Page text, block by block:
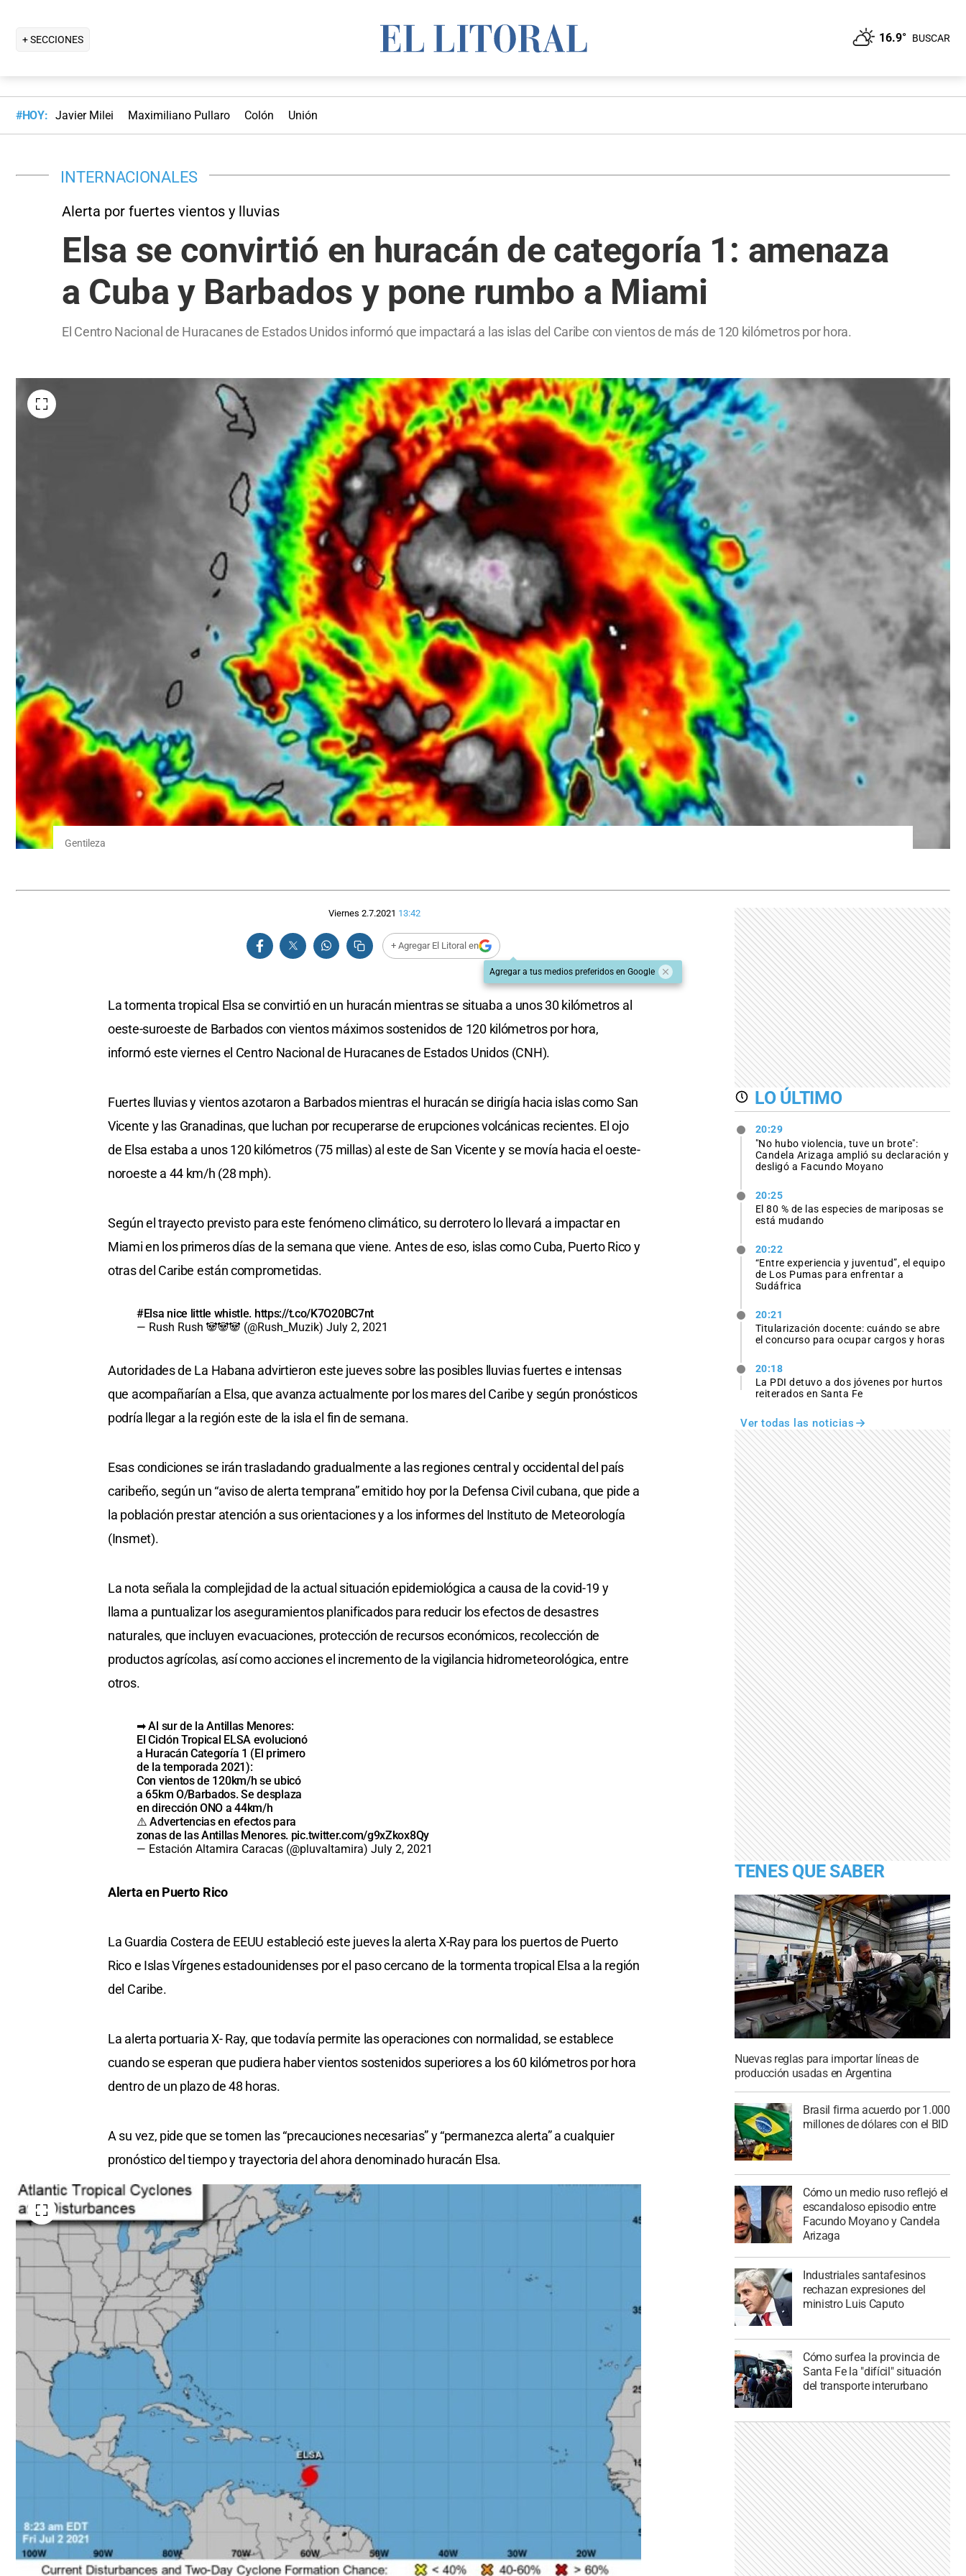
+ SECCIONES 16.9° BUSCAR
#HOY: Javier Milei Maximiliano Pullaro Colón Unión
INTERNACIONALES
Alerta por fuertes vientos y lluvias
Elsa se convirtió en huracán de categoría 1: amenaza
a Cuba y Barbados y pone rumbo a Miami
El Centro Nacional de Huracanes de Estados Unidos informó que impactará a las islas del Caribe con vientos de más de 120 kilómetros por hora.
Gentileza
Viernes 2.7.2021 13:42
+ Agregar El Litoral en
Agregar a tus medios preferidos en Google
La tormenta tropical Elsa se convirtió en un huracán mientras se situaba a unos 30 kilómetros al
oeste-suroeste de Barbados con vientos máximos sostenidos de 120 kilómetros por hora,
informó este viernes el Centro Nacional de Huracanes de Estados Unidos (CNH).
Fuertes lluvias y vientos azotaron a Barbados mientras el huracán se dirigía hacia islas como San
Vicente y las Granadinas, que luchan por recuperarse de erupciones volcánicas recientes. El ojo
de Elsa estaba a unos 120 kilómetros (75 millas) al este de San Vicente y se movía hacia el oeste-
noroeste a 44 km/h (28 mph).
Según el trayecto previsto para este fenómeno climático, su derrotero lo llevará a impactar en
Miami en los primeros días de la semana que viene. Antes de eso, islas como Cuba, Puerto Rico y
otras del Caribe están comprometidas.
#Elsa nice little whistle. https://t.co/K7O20BC7nt
— Rush Rush 🐼🐼🐼 (@Rush_Muzik) July 2, 2021
Autoridades de La Habana advirtieron este jueves sobre las posibles lluvias fuertes e intensas
que acompañarían a Elsa, que avanza actualmente por los mares del Caribe y según pronósticos
podría llegar a la región este de la isla el fin de semana.
Esas condiciones se irán trasladando gradualmente a las regiones central y occidental del país
caribeño, según un “aviso de alerta temprana” emitido hoy por la Defensa Civil cubana, que pide a
la población prestar atención a sus orientaciones y a los informes del Instituto de Meteorología
(Insmet).
La nota señala la complejidad de la actual situación epidemiológica a causa de la covid-19 y
llama a puntualizar los aseguramientos planificados para reducir los efectos de desastres
naturales, que incluyen evacuaciones, protección de recursos económicos, recolección de
productos agrícolas, así como acciones el incremento de la vigilancia hidrometeorológica, entre
otros.
➡ Al sur de la Antillas Menores:
El Ciclón Tropical ELSA evolucionó
a Huracán Categoría 1 (El primero
de la temporada 2021):
Con vientos de 120km/h se ubicó
a 65km O/Barbados. Se desplaza
en dirección ONO a 44km/h
⚠️ Advertencias en efectos para
zonas de las Antillas Menores. pic.twitter.com/g9xZkox8Qy
— Estación Altamira Caracas (@pluvaltamira) July 2, 2021
Alerta en Puerto Rico
La Guardia Costera de EEUU estableció este jueves la alerta X-Ray para los puertos de Puerto
Rico e Islas Vírgenes estadounidenses por el paso cercano de la tormenta tropical Elsa a la región
del Caribe.
La alerta portuaria X- Ray, que todavía permite las operaciones con normalidad, se establece
cuando se esperan que pudiera haber vientos sostenidos superiores a los 60 kilómetros por hora
dentro de un plazo de 48 horas.
A su vez, pide que se tomen las “precauciones necesarias” y “permanezca alerta” a cualquier
pronóstico del tiempo y trayectoria del ahora denominado huracán Elsa.
LO ÚLTIMO
20:29
"No hubo violencia, tuve un brote":
Candela Arizaga amplió su declaración y
desligó a Facundo Moyano
20:25
El 80 % de las especies de mariposas se
está mudando
20:22
“Entre experiencia y juventud”, el equipo
de Los Pumas para enfrentar a
Sudáfrica
20:21
Titularización docente: cuándo se abre
el concurso para ocupar cargos y horas
20:18
La PDI detuvo a dos jóvenes por hurtos
reiterados en Santa Fe
Ver todas las noticias
TENES QUE SABER
Nuevas reglas para importar líneas de
producción usadas en Argentina
Brasil firma acuerdo por 1.000
millones de dólares con el BID
Cómo un medio ruso reflejó el
escandaloso episodio entre
Facundo Moyano y Candela
Arizaga
Industriales santafesinos
rechazan expresiones del
ministro Luis Caputo
Cómo surfea la provincia de
Santa Fe la "difícil" situación
del transporte interurbano